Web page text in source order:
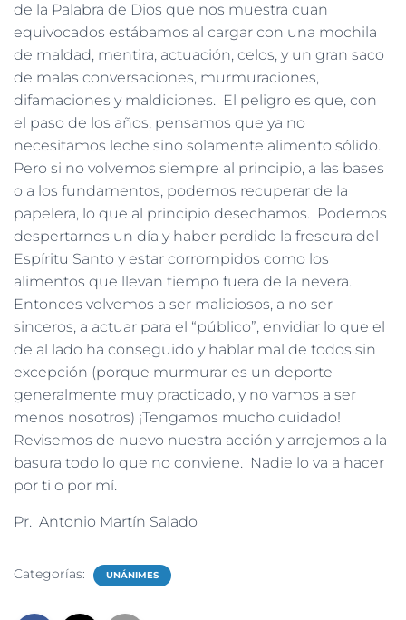
de la Palabra de Dios que nos muestra cuan
equivocados estábamos al cargar con una mochila
de maldad, mentira, actuación, celos, y un gran saco
de malas conversaciones, murmuraciones,
difamaciones y maldiciones. El peligro es que, con
el paso de los años, pensamos que ya no
necesitamos leche sino solamente alimento sólido.
Pero si no volvemos siempre al principio, a las bases
o a los fundamentos, podemos recuperar de la
papelera, lo que al principio desechamos. Podemos
despertarnos un día y haber perdido la frescura del
Espíritu Santo y estar corrompidos como los
alimentos que llevan tiempo fuera de la nevera.
Entonces volvemos a ser maliciosos, a no ser
sinceros, a actuar para el “público”, envidiar lo que el
de al lado ha conseguido y hablar mal de todos sin
excepción (porque murmurar es un deporte
generalmente muy practicado, y no vamos a ser
menos nosotros) ¡Tengamos mucho cuidado!
Revisemos de nuevo nuestra acción y arrojemos a la
basura todo lo que no conviene. Nadie lo va a hacer
por ti o por mí.
Pr. Antonio Martín Salado
Categorías: UNÁNIMES